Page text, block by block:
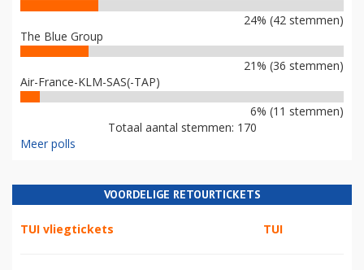
24% (42 stemmen)
The Blue Group
21% (36 stemmen)
Air-France-KLM-SAS(-TAP)
6% (11 stemmen)
Totaal aantal stemmen: 170
Meer polls
VOORDELIGE RETOURTICKETS
TUI vliegtickets TUI